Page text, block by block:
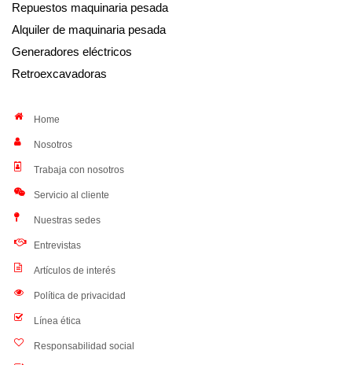
Repuestos maquinaria pesada
Alquiler de maquinaria pesada
Generadores eléctricos
Retroexcavadoras
Home
Nosotros
Trabaja con nosotros
Servicio al cliente
Nuestras sedes
Entrevistas
Artículos de interés
Política de privacidad
Línea ética
Responsabilidad social